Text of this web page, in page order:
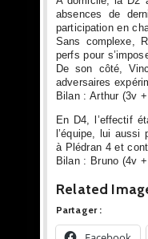
absences de
participation en
Sans complexe,
perfs pour
De son côté,
adversaires
Bilan : Arthur (3v
En D4, l’effectif
l’équipe, lui aussi
à Plédran 4 et
Bilan : Bruno (4v
Related
Partager :